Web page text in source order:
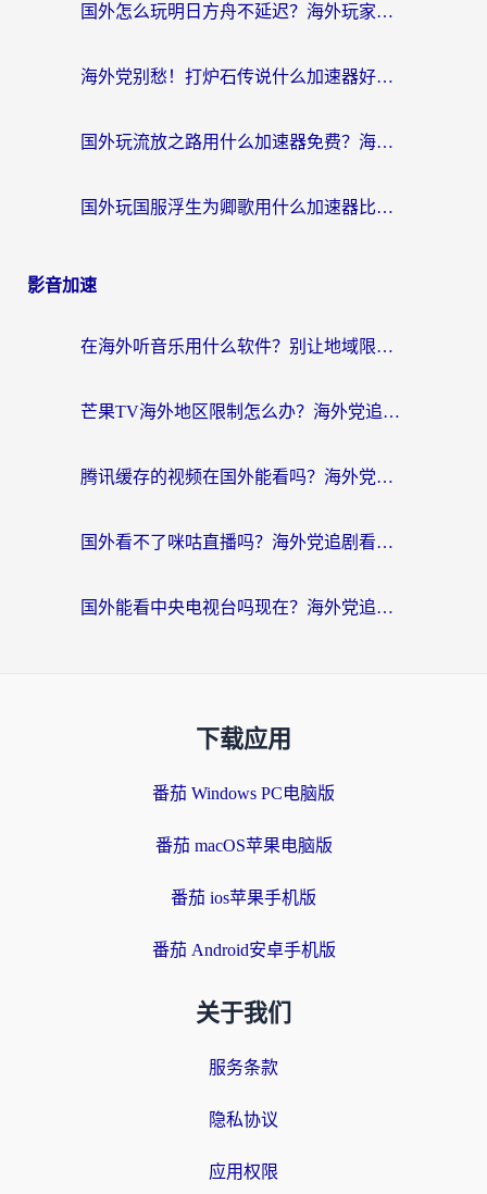
国外怎么玩明日方舟不延迟？海外玩家国服游戏加速终极指南（附DNF梦幻诛仙解决方案）
海外党别愁！打炉石传说什么加速器好用？3个实用技巧解决国服游戏卡顿
国外玩流放之路用什么加速器免费？海外党亲测有效的国服游戏加速指南
国外玩国服浮生为卿歌用什么加速器比较好？海外党亲测不踩坑指南
影音加速
在海外听音乐用什么软件？别让地域限制断了你的华语歌单
芒果TV海外地区限制怎么办？海外党追剧看片的实用加速器选择指南
腾讯缓存的视频在国外能看吗？海外党追剧看片的终极解决方案
国外看不了咪咕直播吗？海外党追剧看片的加速器选择指南
国外能看中央电视台吗现在？海外党追剧看央视的实用指南
下载应用
番茄 Windows PC电脑版
番茄 macOS苹果电脑版
番茄 ios苹果手机版
番茄 Android安卓手机版
关于我们
服务条款
隐私协议
应用权限